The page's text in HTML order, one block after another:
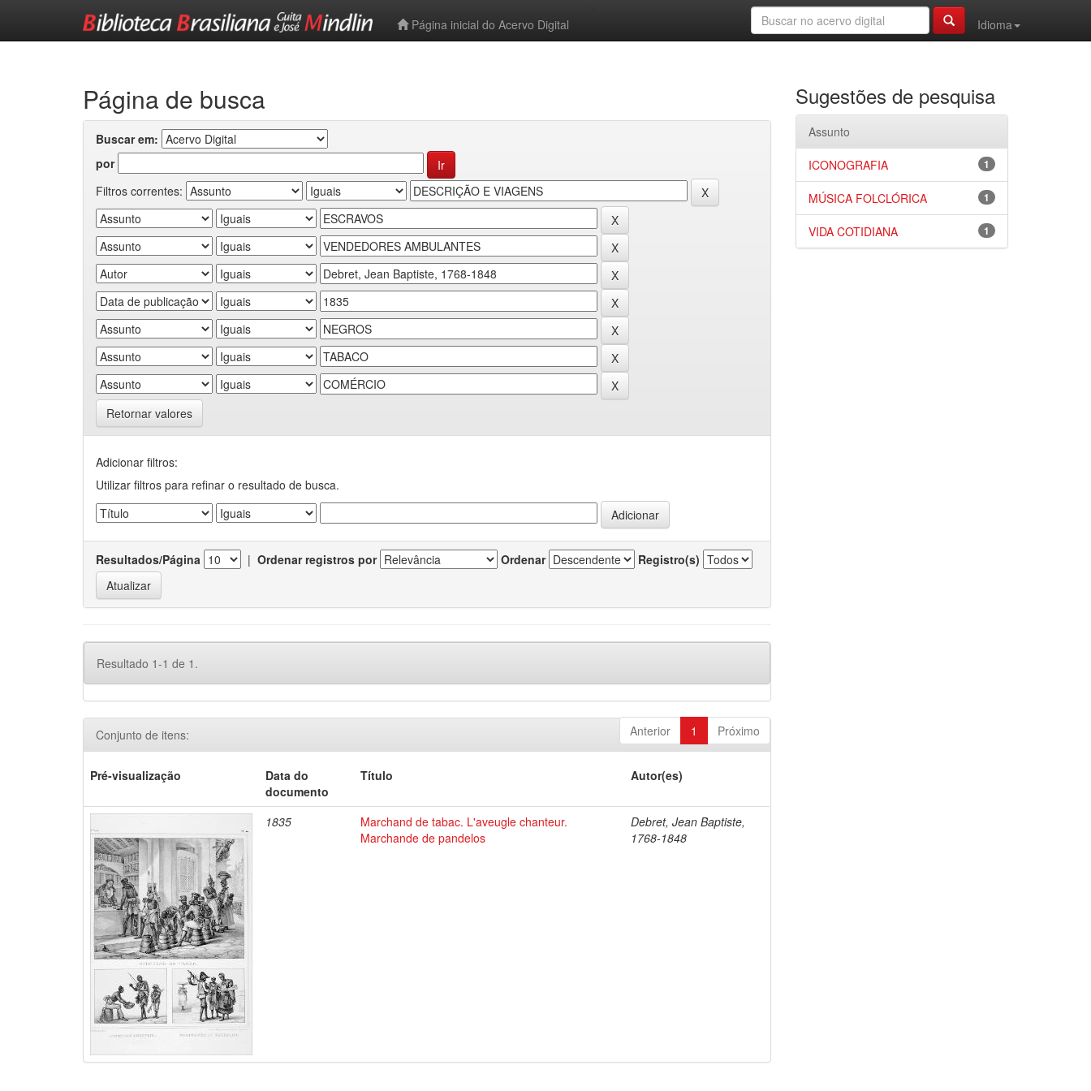
Página inicial do Acervo Digital
Idioma
Página de busca
Buscar em:
por
Filtros correntes:
Retornar valores
Adicionar filtros:
Utilizar filtros para refinar o resultado de busca.
Resultados/Página | Ordenar registros por Ordenar Registro(s)
Resultado 1-1 de 1.
Anterior 1 Próximo
Conjunto de itens:
Pré-visualização
Data do
documento
Título Autor(es)
1835
Marchand de tabac. L'aveugle chanteur.
Marchande de pandelos
Debret, Jean Baptiste,
1768-1848
Sugestões de pesquisa
Assunto
1
ICONOGRAFIA
1
MÚSICA FOLCLÓRICA
1
VIDA COTIDIANA